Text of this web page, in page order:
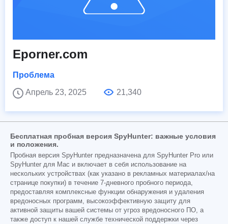
Eporner.com
Проблема
Апрель 23, 2025
21,340
Бесплатная пробная версия SpyHunter: важные условия
и положения.
Пробная версия SpyHunter предназначена для SpyHunter Pro или
SpyHunter для Mac и включает в себя использование на
нескольких устройствах (как указано в рекламных материалах/на
странице покупки) в течение 7-дневного пробного периода,
предоставляя комплексные функции обнаружения и удаления
вредоносных программ, высокоэффективную защиту для
активной защиты вашей системы от угроз вредоносного ПО, а
также доступ к нашей службе технической поддержки через